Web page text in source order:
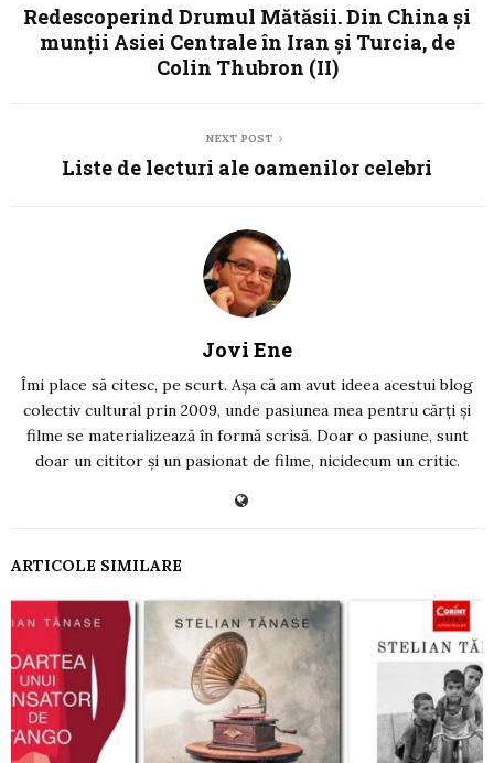
Redescoperind Drumul Mătăsii. Din China și
munții Asiei Centrale în Iran și Turcia, de
Colin Thubron (II)
NEXT POST
Liste de lecturi ale oamenilor celebri
Jovi Ene
Îmi place să citesc, pe scurt. Așa că am avut ideea acestui blog
colectiv cultural prin 2009, unde pasiunea mea pentru cărți și
filme se materializează în formă scrisă. Doar o pasiune, sunt
doar un cititor și un pasionat de filme, nicidecum un critic.
ARTICOLE SIMILARE